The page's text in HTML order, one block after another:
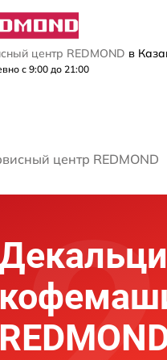
центр REDMOND в
с 9:00 до 21:00
центр REDMOND